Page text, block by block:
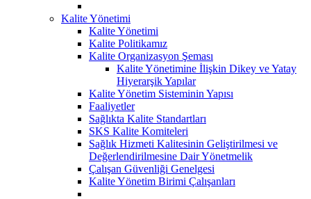
Kalite Yönetimi
Kalite Yönetimi
Kalite Politikamız
Kalite Organizasyon Şeması
Kalite Yönetimine İlişkin Dikey ve Yatay
Hiyerarşik Yapılar
Kalite Yönetim Sisteminin Yapısı
Faaliyetler
Sağlıkta Kalite Standartları
SKS Kalite Komiteleri
Sağlık Hizmeti Kalitesinin Geliştirilmesi ve
Değerlendirilmesine Dair Yönetmelik
Çalışan Güvenliği Genelgesi
Kalite Yönetim Birimi Çalışanları